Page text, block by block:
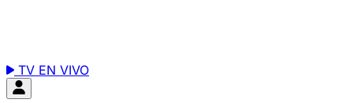
TV EN VIVO